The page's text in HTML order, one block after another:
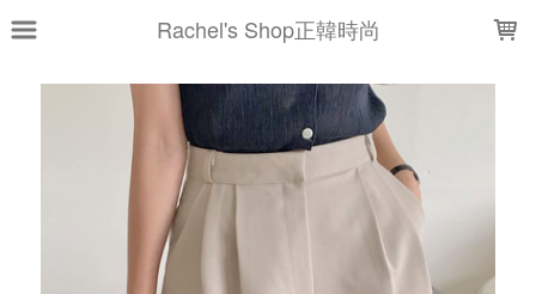
Rachel's Shop正韓時尚